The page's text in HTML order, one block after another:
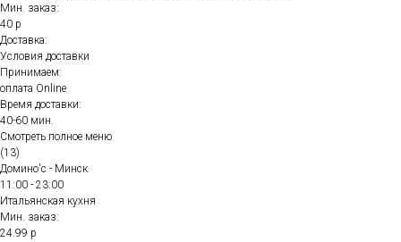
Мин. заказ:
40 р
Доставка:
Условия доставки
Принимаем:
оплата Online
Время доставки:
40-60 мин.
Смотреть полное меню
(13)
Домино'с - Минск
11:00 - 23:00
Итальянская кухня
Мин. заказ:
24.99 р